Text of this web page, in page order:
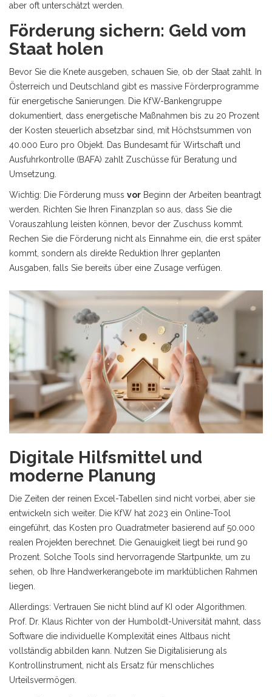
aber oft unterschätzt werden.
Förderung sichern: Geld vom
Staat holen
Bevor Sie die Knete ausgeben, schauen Sie, ob der Staat zahlt. In
Österreich und Deutschland gibt es massive Förderprogramme
für energetische Sanierungen. Die KfW-Bankengruppe
dokumentiert, dass energetische Maßnahmen bis zu 20 Prozent
der Kosten steuerlich absetzbar sind, mit Höchstsummen von
40.000 Euro pro Objekt. Das Bundesamt für Wirtschaft und
Ausfuhrkontrolle (BAFA) zahlt Zuschüsse für Beratung und
Umsetzung.
Wichtig: Die Förderung muss vor Beginn der Arbeiten beantragt
werden. Richten Sie Ihren Finanzplan so aus, dass Sie die
Vorauszahlung leisten können, bevor der Zuschuss kommt.
Rechen Sie die Förderung nicht als Einnahme ein, die erst später
kommt, sondern als direkte Reduktion Ihrer geplanten
Ausgaben, falls Sie bereits über eine Zusage verfügen.
Digitale Hilfsmittel und
moderne Planung
Die Zeiten der reinen Excel-Tabellen sind nicht vorbei, aber sie
entwickeln sich weiter. Die KfW hat 2023 ein Online-Tool
eingeführt, das Kosten pro Quadratmeter basierend auf 50.000
realen Projekten berechnet. Die Genauigkeit liegt bei rund 90
Prozent. Solche Tools sind hervorragende Startpunkte, um zu
sehen, ob Ihre Handwerkerangebote im marktüblichen Rahmen
liegen.
Allerdings: Vertrauen Sie nicht blind auf KI oder Algorithmen.
Prof. Dr. Klaus Richter von der Humboldt-Universität mahnt, dass
Software die individuelle Komplexität eines Altbaus nicht
vollständig abbilden kann. Nutzen Sie Digitalisierung als
Kontrollinstrument, nicht als Ersatz für menschliches
Urteilsvermögen.